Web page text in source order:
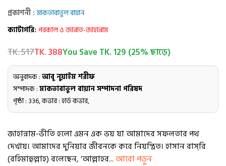
প্রকাশনী :মাকতাবাতুল বায়ান
ক্যাটাগরি: পরকাল ও জান্নাত-জাহান্নাম
TK. 517TK. 388You Save TK. 129 (25% ছাড়ে)
অনুবাদক :আবূ নুয়াইম শরীফ
সম্পাদক :মাকতাবাতুল বায়ান সম্পাদনা পরিষদ
পৃষ্ঠা : 336, কভার : হার্ড কভার,
জাহান্নাম-ভীতি হলো এমন এক ভয় যা আমাদের সফলতার পথ
দেখায়। আমাদের দুনিয়ার জীবনকে করে নিয়ন্ত্রিত। হাসান বাস্‌রি
(রহিমাহুল্লাহ) বলেছেন, ‘আল্লাহর...আরো পড়ুন